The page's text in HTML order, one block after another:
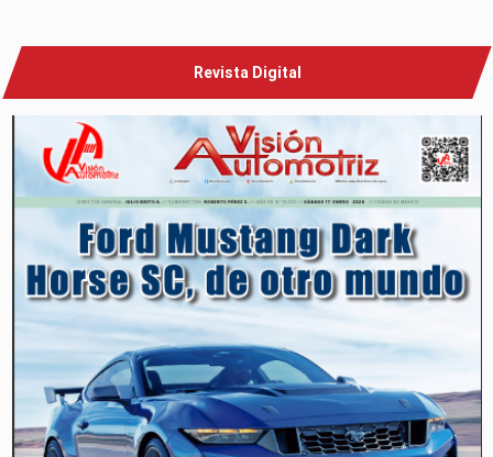
Revista Digital